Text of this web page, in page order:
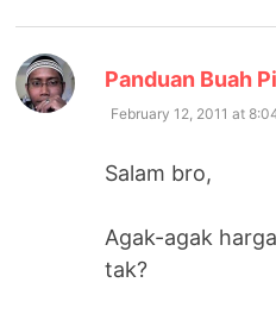
Panduan Buah
February 12, 2011 at
Salam bro,
Agak-agak
tak?